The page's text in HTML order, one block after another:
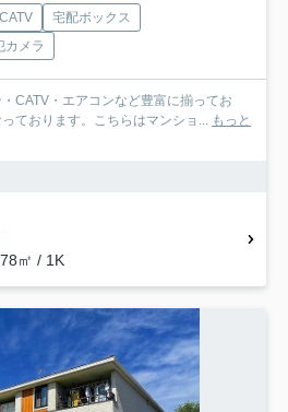
CATV
宅配ボックス
カメラ
CATV・エアコンなど豊富に揃ってお
ております。こちらはマンショ... もっと
㎡ / 1K